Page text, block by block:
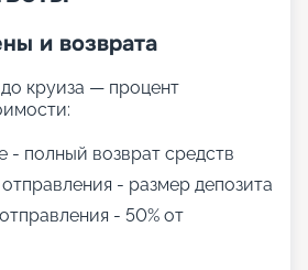
с французско-
эксклюзивных
детских площадок в
кв.м.!), созданная
в возрасте от 0 до
и возврата
круиза — процент
- полный возврат средств
- размер депозита
- 50% от